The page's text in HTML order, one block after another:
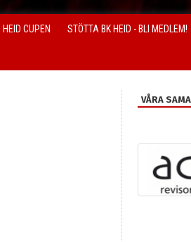
HEID CUPEN STÖTTA BK HEID - BLI MEDLEM!
VÅRA